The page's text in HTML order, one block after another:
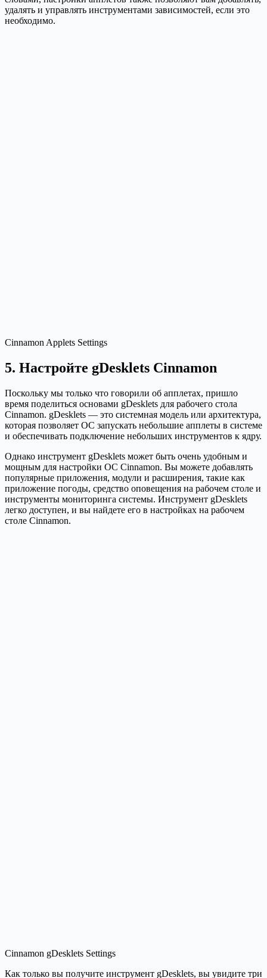
удалять и управлять инструментами зависимостей, если это
необходимо.
Cinnamon Applets Settings
5. Настройте gDesklets Cinnamon
Поскольку мы только что говорили об апплетах, пришло
время поделиться основами gDesklets для рабочего стола
Cinnamon. gDesklets — это системная модель или архитектура,
которая позволяет ОС запускать небольшие апплеты в системе
и обеспечивать подключение небольших инструментов к ядру.
Однако инструмент gDesklets может быть очень удобным и
мощным для настройки ОС Cinnamon. Вы можете добавлять
популярные приложения, модули и расширения, такие как
приложение погоды, средство оповещения на рабочем столе и
инструменты мониторинга системы. Инструмент gDesklets
легко доступен, и вы найдете его в настройках на рабочем
столе Cinnamon.
Cinnamon gDesklets Settings
Как только вы получите инструмент gDesklets, вы увидите три